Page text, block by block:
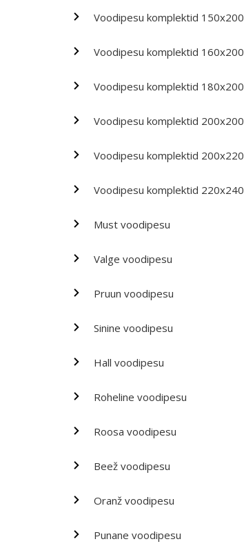
Voodipesu komplektid 150x200
Voodipesu komplektid 160x200
Voodipesu komplektid 180x200
Voodipesu komplektid 200x200
Voodipesu komplektid 200x220
Voodipesu komplektid 220x240
Must voodipesu
Valge voodipesu
Pruun voodipesu
Sinine voodipesu
Hall voodipesu
Roheline voodipesu
Roosa voodipesu
Beež voodipesu
Oranž voodipesu
Punane voodipesu